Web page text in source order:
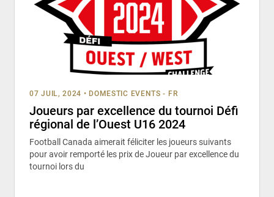
07 JUIL, 2024 • DOMESTIC EVENTS - FR
Joueurs par excellence du tournoi Défi
régional de l’Ouest U16 2024
Football Canada aimerait féliciter les joueurs suivants
pour avoir remporté les prix de Joueur par excellence du
tournoi lors du